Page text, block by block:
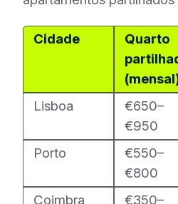
Cidade
Quarto
Lisboa
€650–
€950
Porto
€550–
€800
Coimbra
€350–